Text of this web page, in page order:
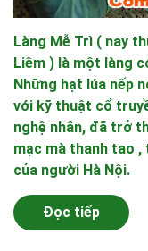
Làng Mễ Trì ( nay
Liêm ) là một làng
Những hạt lúa nếp
với kỹ thuật cổ
nghệ nhân, đã trở
mạc mà thanh tao
của người Hà Nội.
Đọc tiếp